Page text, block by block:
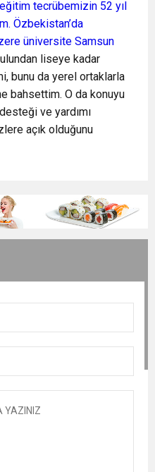
tecrübemizin 52 yıl
Özbekistan’da
üniversite Samsun
liseye kadar
bunu da yerel ortaklarla
bahsettim. O da konuyu
ve yardımı
açık olduğunu